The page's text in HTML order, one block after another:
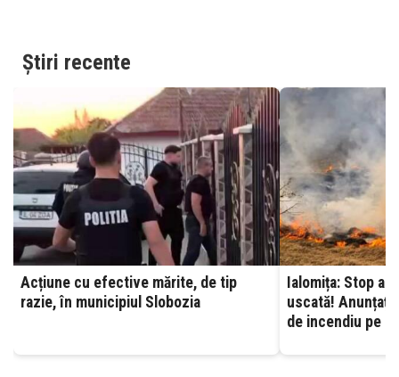
Știri recente
Acțiune cu efective mărite, de tip
razie, în municipiul Slobozia
Ialomița: Stop
uscată! Anunțați
de incendiu pe